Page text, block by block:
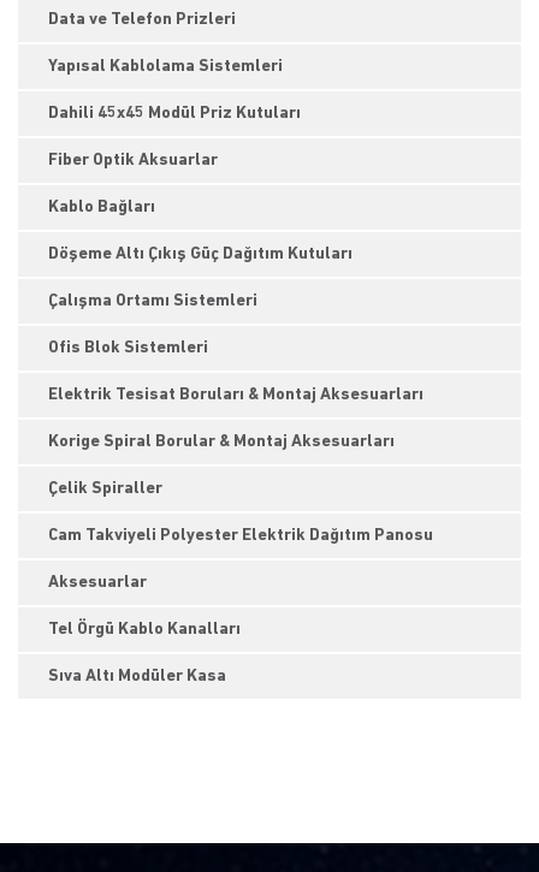
Data ve Telefon Prizleri
Yapısal Kablolama Sistemleri
Dahili 45x45 Modül Priz Kutuları
Fiber Optik Aksuarlar
Kablo Bağları
Döşeme Altı Çıkış Güç Dağıtım Kutuları
Çalışma Ortamı Sistemleri
Ofis Blok Sistemleri
Elektrik Tesisat Boruları & Montaj Aksesuarları
Korige Spiral Borular & Montaj Aksesuarları
Çelik Spiraller
Cam Takviyeli Polyester Elektrik Dağıtım Panosu
Aksesuarlar
Tel Örgü Kablo Kanalları
Sıva Altı Modüler Kasa